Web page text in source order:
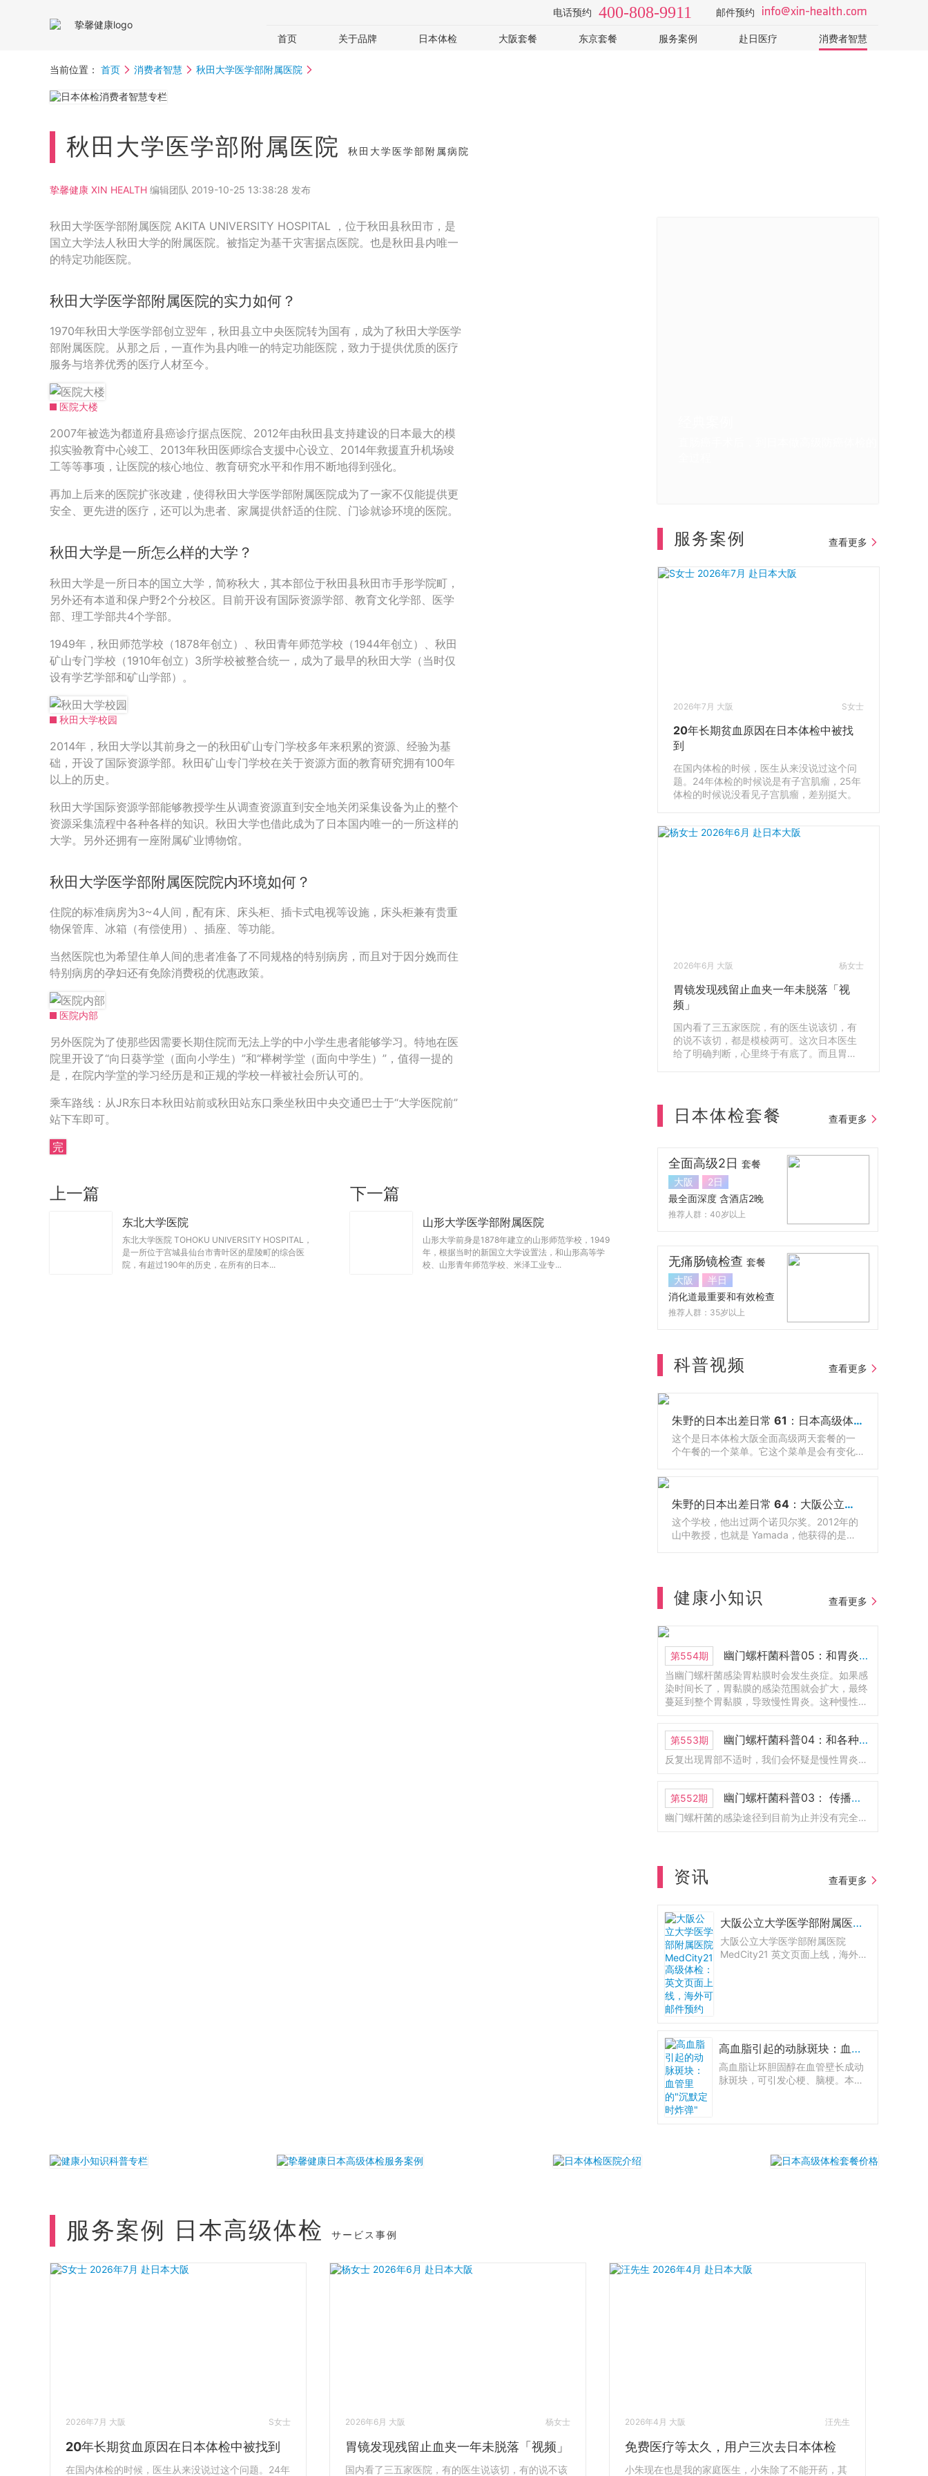
电话预约 400-808-9911 邮件预约 info@xin-health.com
首页
关于品牌
日本体检
大阪套餐
东京套餐
服务案例
赴日医疗
消费者智慧
当前位置： 首页 消费者智慧 秋田大学医学部附属医院
秋田大学医学部附属医院 秋田大学医学部附属病院
挚馨健康 XIN HEALTH 编辑团队 2019-10-25 13:38:28 发布
秋田大学医学部附属医院 AKITA UNIVERSITY HOSPITAL ，位于秋田县秋田市，是
国立大学法人秋田大学的附属医院。被指定为基干灾害据点医院。也是秋田县内唯一
的特定功能医院。
秋田大学医学部附属医院的实力如何？
1970年秋田大学医学部创立翌年，秋田县立中央医院转为国有，成为了秋田大学医学
部附属医院。从那之后，一直作为县内唯一的特定功能医院，致力于提供优质的医疗
服务与培养优秀的医疗人材至今。
医院大楼
2007年被选为都道府县癌诊疗据点医院、2012年由秋田县支持建设的日本最大的模
拟实验教育中心竣工、2013年秋田医师综合支援中心设立、2014年救援直升机场竣
工等等事项，让医院的核心地位、教育研究水平和作用不断地得到强化。
再加上后来的医院扩张改建，使得秋田大学医学部附属医院成为了一家不仅能提供更
安全、更先进的医疗，还可以为患者、家属提供舒适的住院、门诊就诊环境的医院。
秋田大学是一所怎么样的大学？
秋田大学是一所日本的国立大学，简称秋大，其本部位于秋田县秋田市手形学院町，
另外还有本道和保户野2个分校区。目前开设有国际资源学部、教育文化学部、医学
部、理工学部共4个学部。
1949年，秋田师范学校（1878年创立）、秋田青年师范学校（1944年创立）、秋田
矿山专门学校（1910年创立）3所学校被整合统一，成为了最早的秋田大学（当时仅
设有学艺学部和矿山学部）。
秋田大学校园
2014年，秋田大学以其前身之一的秋田矿山专门学校多年来积累的资源、经验为基
础，开设了国际资源学部。秋田矿山专门学校在关于资源方面的教育研究拥有100年
以上的历史。
秋田大学国际资源学部能够教授学生从调查资源直到安全地关闭采集设备为止的整个
资源采集流程中各种各样的知识。秋田大学也借此成为了日本国内唯一的一所这样的
大学。另外还拥有一座附属矿业博物馆。
秋田大学医学部附属医院院内环境如何？
住院的标准病房为3~4人间，配有床、床头柜、插卡式电视等设施，床头柜兼有贵重
物保管库、冰箱（有偿使用）、插座、等功能。
当然医院也为希望住单人间的患者准备了不同规格的特别病房，而且对于因分娩而住
特别病房的孕妇还有免除消费税的优惠政策。
医院内部
另外医院为了使那些因需要长期住院而无法上学的中小学生患者能够学习。特地在医
院里开设了“向日葵学堂（面向小学生）”和“榉树学堂（面向中学生）”，值得一提的
是，在院内学堂的学习经历是和正规的学校一样被社会所认可的。
乘车路线：从JR东日本秋田站前或秋田站东口乘坐秋田中央交通巴士于“大学医院前”
站下车即可。
完
上一篇
东北大学医院
东北大学医院 TOHOKU UNIVERSITY HOSPITAL，
是一所位于宫城县仙台市青叶区的星陵町的综合医
院，有超过190年的历史，在所有的日本...
下一篇
山形大学医学部附属医院
山形大学前身是1878年建立的山形师范学校，1949
年，根据当时的新国立大学设置法，和山形高等学
校、山形青年师范学校、米泽工业专...
服务案例 查看更多
2026年7月 大阪 S女士
20年长期贫血原因在日本体检中被找
到
在国内体检的时候，医生从来没说过这个问
题。24年体检的时候说是有子宫肌瘤，25年
体检的时候说没看见子宫肌瘤，差别挺大。
2026年6月 大阪 杨女士
胃镜发现残留止血夹一年未脱落「视
频」
国内看了三五家医院，有的医生说该切，有
的说不该切，都是模棱两可。这次日本医生
给了明确判断，心里终于有底了。而且胃镜
日本体检套餐 查看更多
全面高级2日 套餐
大阪
2日
最全面深度 含酒店2晚
推荐人群：40岁以上
无痛肠镜检查 套餐
大阪
半日
消化道最重要和有效检查
推荐人群：35岁以上
科普视频 查看更多
朱野的日本出差日常 61：日本高级体检配套餐食
这个是日本体检大阪全面高级两天套餐的一
个午餐的一个菜单。它这个菜单是会有变化
选的。
朱野的日本出差日常 64：大阪公立大学医学院和附属医院
这个学校，他出过两个诺贝尔奖。2012年的
山中教授，也就是 Yamada，他获得的是诺
年正好是100周年。以前叫大阪市立大学医学
部附属医院。那么2024年的时候呢，和大阪
LOGO.还有一位呢，是2008年的诺贝尔物理
学奖，不过呢，现在人已经去世了。
健康小知识 查看更多
第554期 幽门螺杆菌科普05：和胃炎的关系
当幽门螺杆菌感染胃粘膜时会发生炎症。如果感
染时间长了，胃黏膜的感染范围就会扩大，最终
蔓延到整个胃黏膜，导致慢性胃炎。这种慢性胃
炎，其中一些会发展为胃癌。
第553期 幽门螺杆菌科普04：和各种胃病的关系
反复出现胃部不适时，我们会怀疑是慢性胃炎、胃溃疡、十二指肠溃疡等疾病引起的。胃炎、胃溃疡、十二指肠溃疡患者，特别是反复复发时，通常感染幽门螺杆菌。
第552期 幽门螺杆菌科普03： 传播途径是什么？如何预防感染？
幽门螺杆菌的感染途径到目前为止并没有完全搞清楚。但从最近的研究来看，毫无疑问幽门螺杆菌会通过“口口传播”。据说感染幽门螺杆菌的绝大部分是5岁以下的婴儿。这主要是因为幼儿时期的胃是弱酸性的，幽门螺杆菌更容易存活。基于这个原因，有人怀疑幽门螺杆菌是由母亲传染给婴儿。因此要避免成年人口对口的给婴儿进行喂食。
资讯 查看更多
大阪公立大学医学部附属医院 MedCity21 高级体检：英文页面上线，海外可邮件预约
大阪公立大学医学部附属医院
MedCity21 英文页面上线，海外用
高血脂引起的动脉斑块：血管里的"沉默定时炸弹"
高血脂让坏胆固醇在血管壁长成动
脉斑块，可引发心梗、脑梗。本文
服务案例 日本高级体检 サービス事例
2026年7月 大阪 S女士
20年长期贫血原因在日本体检中被找到
在国内体检的时候，医生从来没说过这个问题。24年
2026年6月 大阪 杨女士
胃镜发现残留止血夹一年未脱落「视频」
国内看了三五家医院，有的医生说该切，有的说不该
2026年4月 大阪 汪先生
免费医疗等太久，用户三次去日本体检
小朱现在也是我的家庭医生，小朱除了不能开药，其